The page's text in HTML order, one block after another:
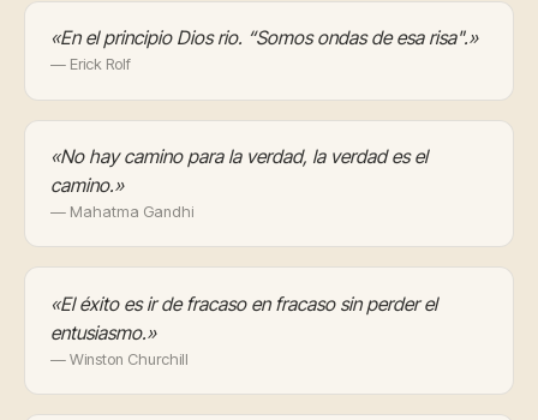
«En el principio Dios rio. “Somos ondas de esa risa".»
— Erick Rolf
«No hay camino para la verdad, la verdad es el
camino.»
— Mahatma Gandhi
«El éxito es ir de fracaso en fracaso sin perder el
entusiasmo.»
— Winston Churchill